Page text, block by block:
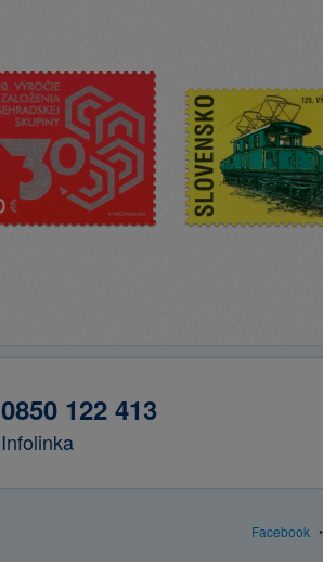
0850 122 413
Infolinka
Facebook